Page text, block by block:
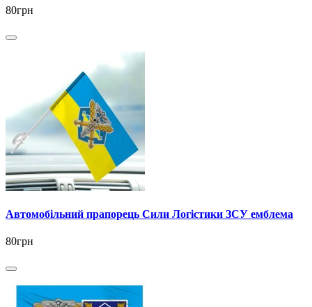
80грн
Автомобільний прапорець Сили Логістики ЗСУ емблема
80грн